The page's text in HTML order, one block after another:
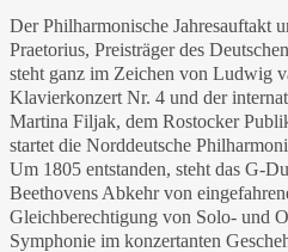
Der Philharmonische Jahresauftakt
Praetorius, Preisträger des
steht ganz im Zeichen von Ludwig
Klavierkonzert Nr. 4 und der
Martina Filjak, dem Rostocker
startet die Norddeutsche
Um 1805 entstanden, steht das G-
Beethovens Abkehr von
Gleichberechtigung von Solo- und
Symphonie im konzertanten